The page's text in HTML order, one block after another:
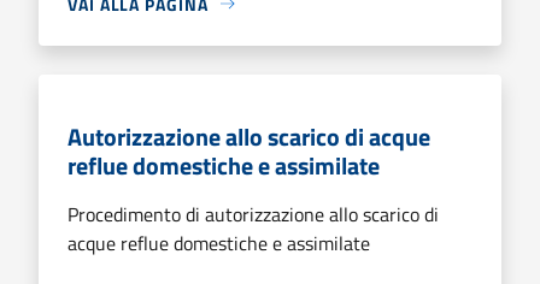
Autorizzazione allo scarico di acque
reflue domestiche e assimilate
Procedimento di autorizzazione allo scarico di
acque reflue domestiche e assimilate